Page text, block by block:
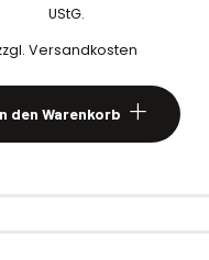
UStG.
Versandkosten
den Warenkorb